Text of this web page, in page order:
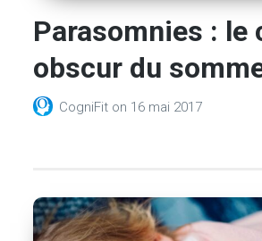
Parasomnies : le
obscur du
CogniFit on 16 mai 2017